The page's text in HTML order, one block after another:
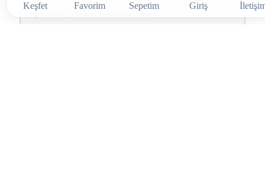
Keşfet Favorim Sepetim Giriş